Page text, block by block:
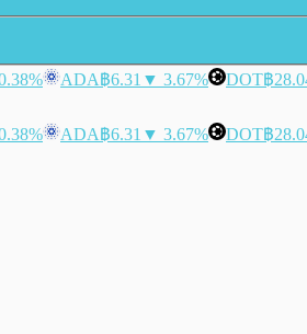
ADA฿6.31 ▼ 3.67% DOT฿
ADA฿6.31 ▼ 3.67% DOT฿